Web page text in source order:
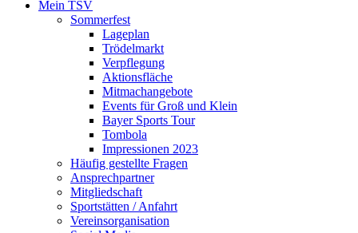
Mein TSV
Sommerfest
Lageplan
Trödelmarkt
Verpflegung
Aktionsfläche
Mitmachangebote
Events für Groß und Klein
Bayer Sports Tour
Tombola
Impressionen 2023
Häufig gestellte Fragen
Ansprechpartner
Mitgliedschaft
Sportstätten / Anfahrt
Vereinsorganisation